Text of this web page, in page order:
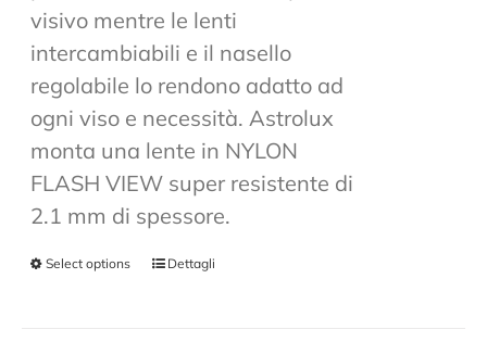
visivo mentre le lenti
intercambiabili e il nasello
regolabile lo rendono adatto ad
ogni viso e necessità. Astrolux
monta una lente in NYLON
FLASH VIEW super resistente di
2.1 mm di spessore.
Select options Dettagli